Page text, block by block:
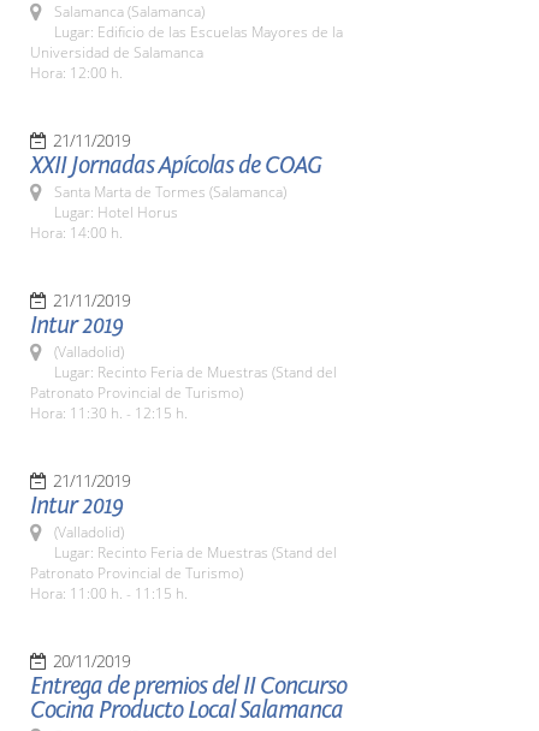
Salamanca (Salamanca)
Lugar: Edificio de las Escuelas Mayores de la
Universidad de Salamanca
Hora: 12:00 h.
21/11/2019
XXII Jornadas Apícolas de COAG
Santa Marta de Tormes (Salamanca)
Lugar: Hotel Horus
Hora: 14:00 h.
21/11/2019
Intur 2019
(Valladolid)
Lugar: Recinto Feria de Muestras (Stand del
Patronato Provincial de Turismo)
Hora: 11:30 h. - 12:15 h.
21/11/2019
Intur 2019
(Valladolid)
Lugar: Recinto Feria de Muestras (Stand del
Patronato Provincial de Turismo)
Hora: 11:00 h. - 11:15 h.
20/11/2019
Entrega de premios del II Concurso
Cocina Producto Local Salamanca